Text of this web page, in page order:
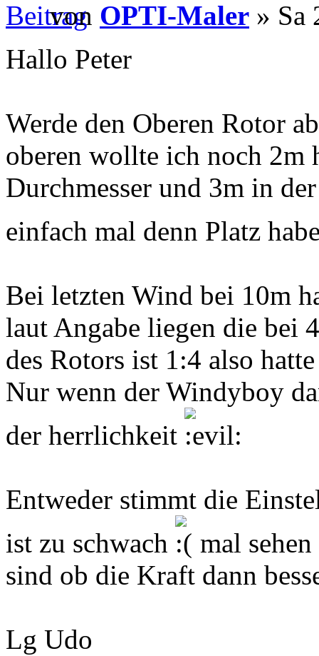
von OPTI-Maler » Sa
Hallo Peter
Werde den Oberen Rotor
oberen wollte ich noch 2m
Durchmesser und 3m in
einfach mal denn Platz
Bei letzten Wind bei 10m
laut Angabe liegen die bei
des Rotors ist 1:4 also
Nur wenn der Windyboy
der herrlichkeit
Entweder stimmt die
ist zu schwach
mal
sind ob die Kraft dann
Lg Udo